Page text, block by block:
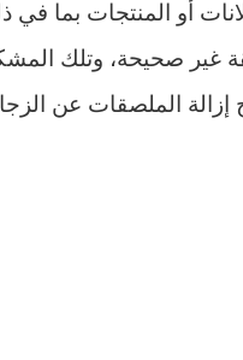
أو المنتجات بما في
غير صحيحة، وتلك
إزالة الملصقات عن